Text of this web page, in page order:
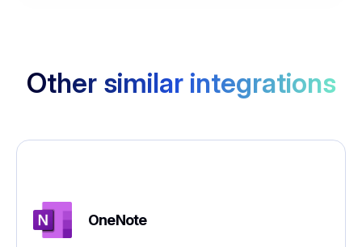
Other similar integrations
OneNote